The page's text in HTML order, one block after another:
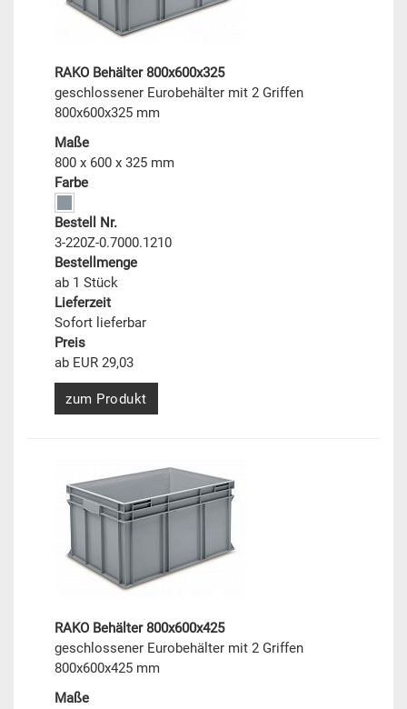
RAKO Behälter 800x600x325
geschlossener Eurobehälter mit 2 Griffen
800x600x325 mm
Maße
800 x 600 x 325 mm
Farbe
Bestell Nr.
3-220Z-0.7000.1210
Bestellmenge
ab 1 Stück
Lieferzeit
Sofort lieferbar
Preis
ab EUR 29,03
zum Produkt
RAKO Behälter 800x600x425
geschlossener Eurobehälter mit 2 Griffen
800x600x425 mm
Maße